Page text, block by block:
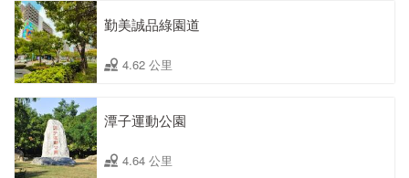
勤美誠品綠園道
4.62 公里
潭子運動公園
4.64 公里